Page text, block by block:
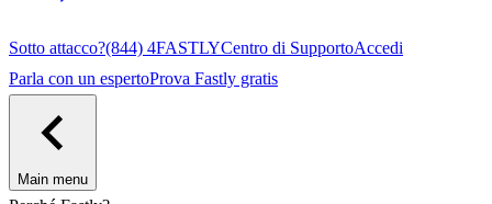
Sotto attacco?(844) 4FASTLYCentro di SupportoAccedi
Parla con un espertoProva Fastly gratis
Main menu